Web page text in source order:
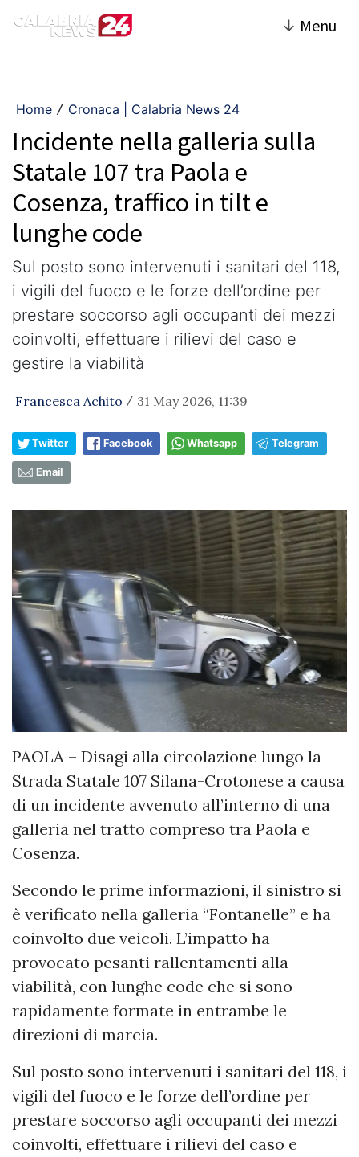
↓ Menu
Home / Cronaca | Calabria News 24
Incidente nella galleria sulla
Statale 107 tra Paola e
Cosenza, traffico in tilt e
lunghe code
Sul posto sono intervenuti i sanitari del 118,
i vigili del fuoco e le forze dell’ordine per
prestare soccorso agli occupanti dei mezzi
coinvolti, effettuare i rilievi del caso e
gestire la viabilità
Francesca Achito / 31 May 2026, 11:39
Twitter Facebook Whatsapp Telegram
Email
PAOLA – Disagi alla circolazione lungo la
Strada Statale 107 Silana-Crotonese a causa
di un incidente avvenuto all’interno di una
galleria nel tratto compreso tra Paola e
Cosenza.
Secondo le prime informazioni, il sinistro si
è verificato nella galleria “Fontanelle” e ha
coinvolto due veicoli. L’impatto ha
provocato pesanti rallentamenti alla
viabilità, con lunghe code che si sono
rapidamente formate in entrambe le
direzioni di marcia.
Sul posto sono intervenuti i sanitari del 118, i
vigili del fuoco e le forze dell’ordine per
prestare soccorso agli occupanti dei mezzi
coinvolti, effettuare i rilievi del caso e